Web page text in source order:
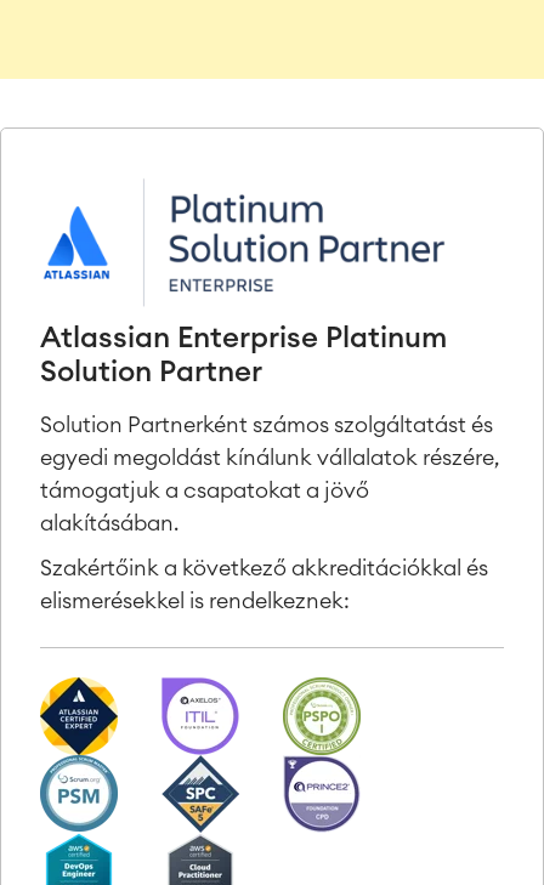
Atlassian Enterprise Platinum
Solution Partner
Solution Partnerként számos szolgáltatást és
egyedi megoldást kínálunk vállalatok részére,
támogatjuk a csapatokat a jövő
alakításában.
Szakértőink a következő akkreditációkkal és
elismerésekkel is rendelkeznek: